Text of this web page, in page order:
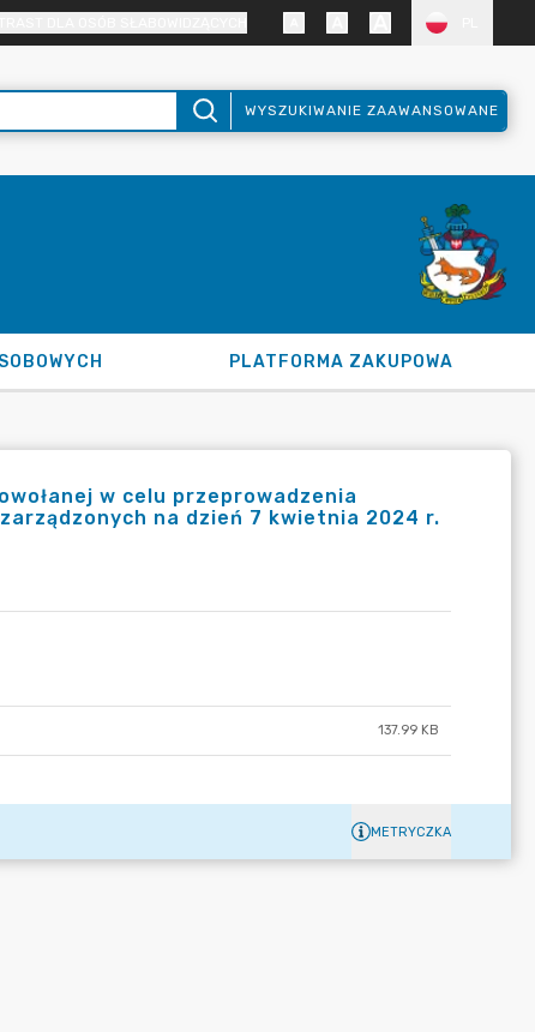
WYSZUKIWANIE ZAAWANSOWANE
PLATFORMA ZAKUPOWA
w celu przeprowadzenia
na dzień 7 kwietnia 2024 r.
137.99 KB
METRYCZKA